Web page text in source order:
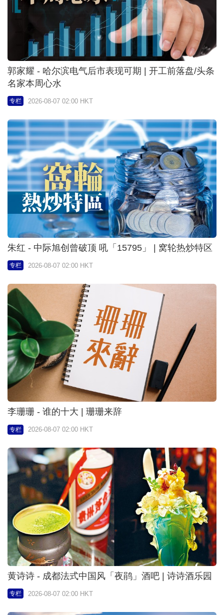
郭家耀 - 哈尔滨电气后市表现可期 | 开工前落盘/头条
名家本周心水
专栏 2026-08-07 02:00 HKT
朱红 - 中际旭创曾破顶 吼「15795」 | 窝轮热炒特区
专栏 2026-08-07 02:00 HKT
李珊珊 - 谁的十大 | 珊珊来辞
专栏 2026-08-07 02:00 HKT
黄诗诗 - 成都法式中国风「夜鹃」酒吧 | 诗诗酒乐园
专栏 2026-08-07 02:00 HKT